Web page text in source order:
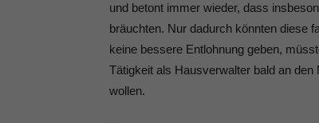
und betont immer wieder, dass
bräuchten. Nur dadurch könnten diese
keine bessere Entlohnung geben,
Tätigkeit als Hausverwalter bald an
wollen.